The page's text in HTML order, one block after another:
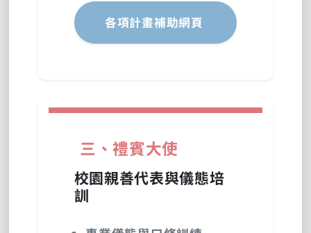
各項計畫補助網頁
三、禮賓大使
校園親善代表與儀態培
訓